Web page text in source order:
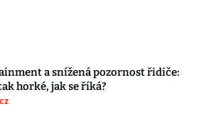
a snížená pozornost řidiče:
horké, jak se říká?